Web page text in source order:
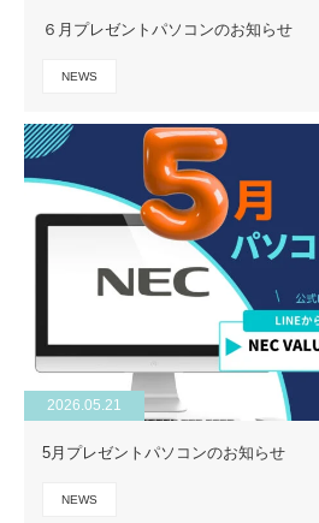
６月プレゼントパソコンのお知らせ
NEWS
2026.05.21
5月プレゼントパソコンのお知らせ
NEWS